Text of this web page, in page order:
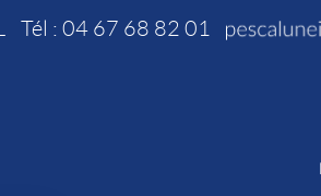
Tél : 04 67 68 82 01